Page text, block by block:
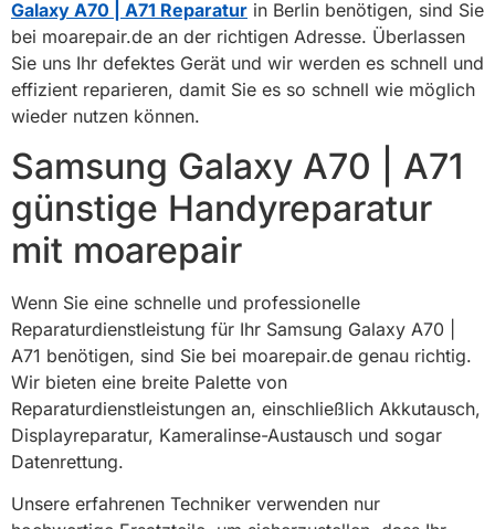
Galaxy A70 | A71 Reparatur in Berlin benötigen, sind Sie
bei moarepair.de an der richtigen Adresse. Überlassen
Sie uns Ihr defektes Gerät und wir werden es schnell und
effizient reparieren, damit Sie es so schnell wie möglich
wieder nutzen können.
Samsung Galaxy A70 | A71
günstige Handyreparatur
mit moarepair
Wenn Sie eine schnelle und professionelle
Reparaturdienstleistung für Ihr Samsung Galaxy A70 |
A71 benötigen, sind Sie bei moarepair.de genau richtig.
Wir bieten eine breite Palette von
Reparaturdienstleistungen an, einschließlich Akkutausch,
Displayreparatur, Kameralinse-Austausch und sogar
Datenrettung.
Unsere erfahrenen Techniker verwenden nur